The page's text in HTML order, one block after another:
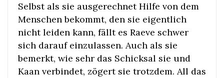
Selbst als sie ausgerechnet Hilfe von dem
Menschen bekommt, den sie eigentlich
nicht leiden kann, fällt es Raeve schwer
sich darauf einzulassen. Auch als sie
bemerkt, wie sehr das Schicksal sie und
Kaan verbindet, zögert sie trotzdem. All das